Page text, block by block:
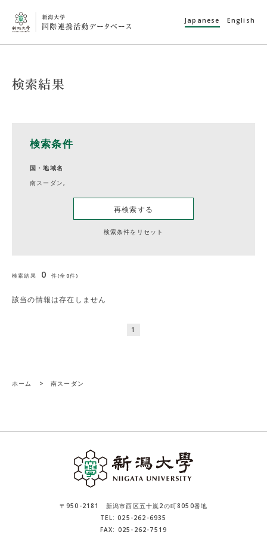
Japanese English
検索結果
検索条件
国・地域名
南スーダン,
再検索する
検索条件をリセット
検索結果 0 件(全0件)
該当の情報は存在しません
1
ホーム > 南スーダン
〒950-2181 新潟市西区五十嵐2の町8050番地
TEL: 025-262-6935
FAX: 025-262-7519